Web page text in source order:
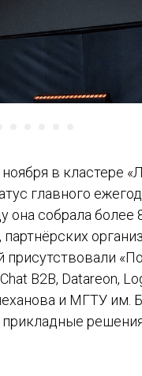
в кластере
главного
она собрала более
B2B, Datareon,
и МГТУ им.